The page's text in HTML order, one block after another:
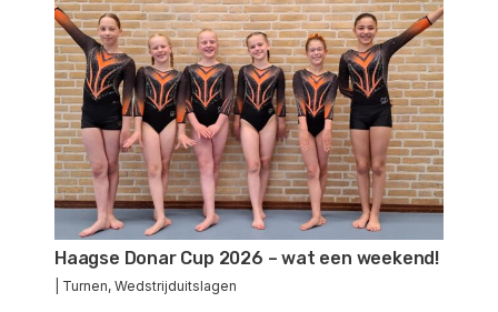
Haagse Donar Cup 2026 – wat een weekend!
Turnen, Wedstrijduitslagen